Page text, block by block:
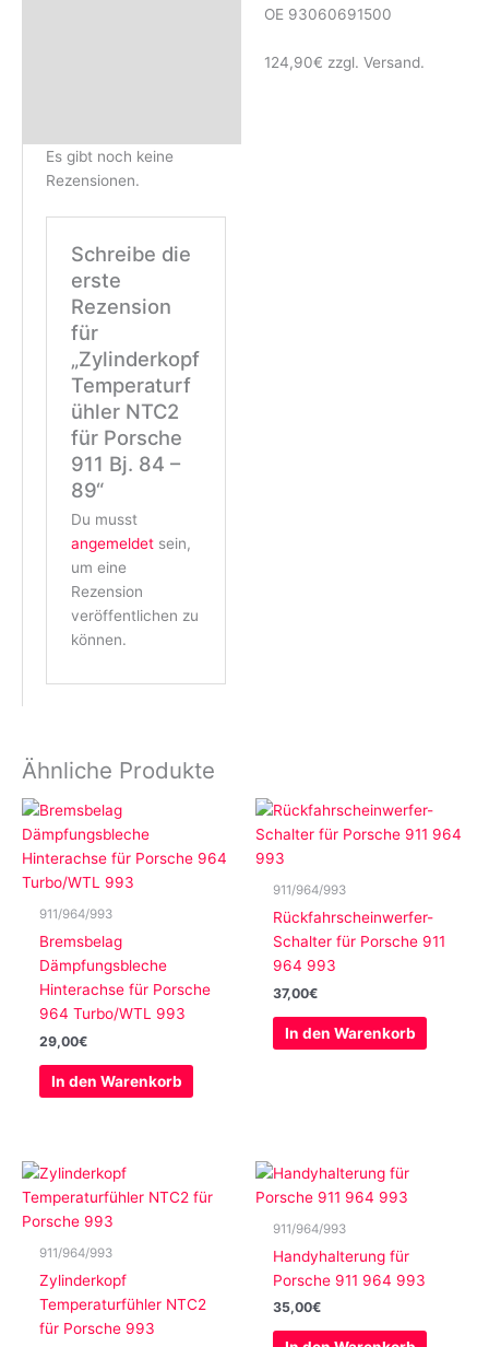
OE 93060691500
124,90€ zzgl. Versand.
Es gibt noch keine
Rezensionen.
Schreibe die
erste
Rezension
für
„Zylinderkopf
Temperaturf
ühler NTC2
für Porsche
911 Bj. 84 –
89“
Du musst
angemeldet sein,
um eine
Rezension
veröffentlichen zu
können.
Ähnliche Produkte
911/964/993
Bremsbelag
Dämpfungsbleche
Hinterachse für Porsche
964 Turbo/WTL 993
29,00€
In den Warenkorb
911/964/993
Rückfahrscheinwerfer-
Schalter für Porsche 911
964 993
37,00€
In den Warenkorb
911/964/993
Zylinderkopf
Temperaturfühler NTC2
für Porsche 993
911/964/993
Handyhalterung für
Porsche 911 964 993
35,00€